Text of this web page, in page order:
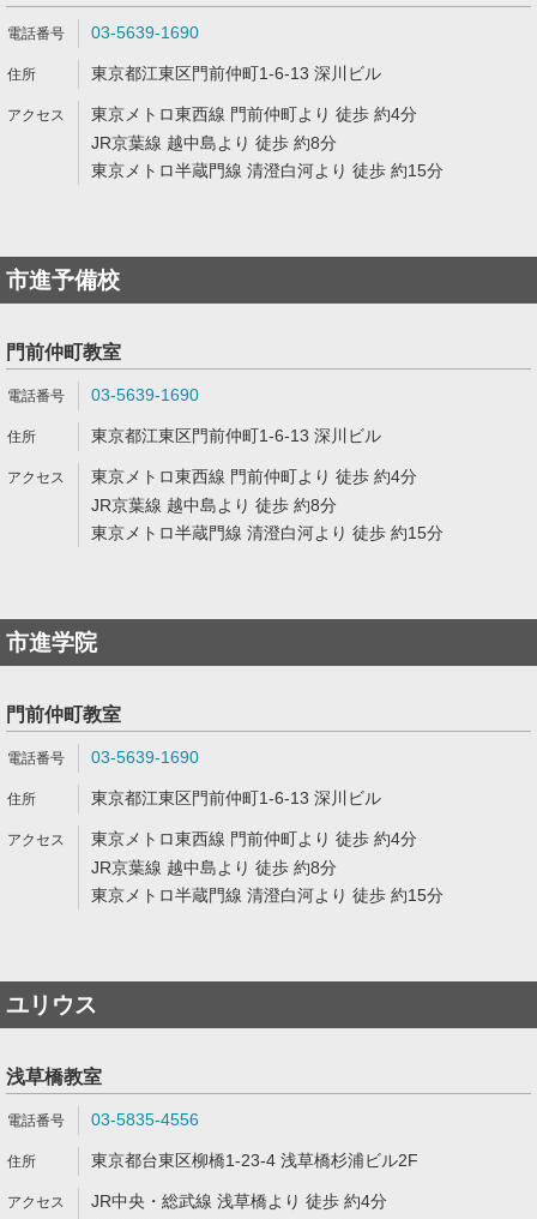
03-5639-1690
東京都江東区門前仲町1-6-13 深川ビル
東京メトロ東西線 門前仲町より 徒歩 約4分
JR京葉線 越中島より 徒歩 約8分
東京メトロ半蔵門線 清澄白河より 徒歩 約15分
市進予備校
門前仲町教室
03-5639-1690
東京都江東区門前仲町1-6-13 深川ビル
東京メトロ東西線 門前仲町より 徒歩 約4分
JR京葉線 越中島より 徒歩 約8分
東京メトロ半蔵門線 清澄白河より 徒歩 約15分
市進学院
門前仲町教室
03-5639-1690
東京都江東区門前仲町1-6-13 深川ビル
東京メトロ東西線 門前仲町より 徒歩 約4分
JR京葉線 越中島より 徒歩 約8分
東京メトロ半蔵門線 清澄白河より 徒歩 約15分
ユリウス
浅草橋教室
03-5835-4556
東京都台東区柳橋1-23-4 浅草橋杉浦ビル2F
JR中央・総武線 浅草橋より 徒歩 約4分